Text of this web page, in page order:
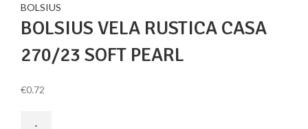
BOLSIUS
BOLSIUS VELA RUSTICA CASA
270/23 SOFT PEARL
€0.72